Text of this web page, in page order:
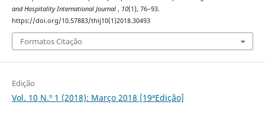
and Hospitality International Journal , 10(1), 76–93.
https://doi.org/10.57883/thij10(1)2018.30493
Formatos Citação
Edição
Vol. 10 N.º 1 (2018): Março 2018 [19ªEdição]